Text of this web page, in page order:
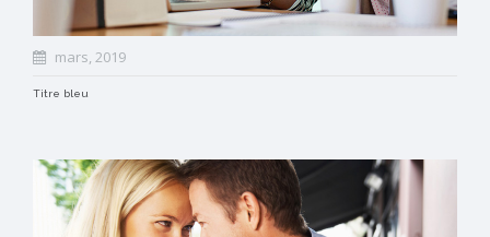
mars, 2019
Titre bleu